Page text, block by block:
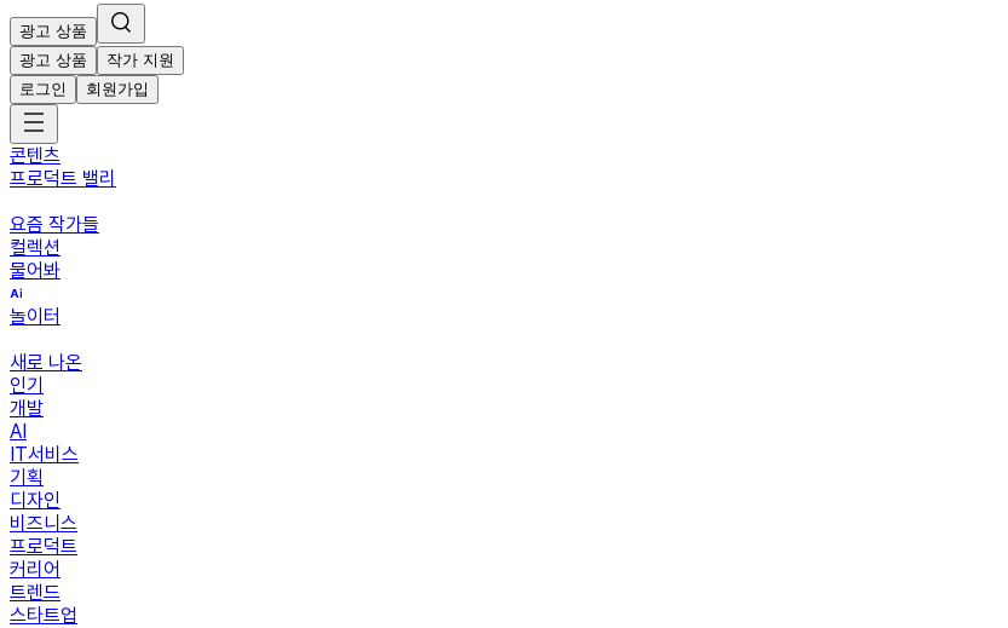
광고 상품
광고 상품
작가 지원
로그인
회원가입
콘텐츠
프로덕트 밸리
요즘 작가들
컬렉션
물어봐
놀이터
새로 나온
인기
개발
AI
IT서비스
기획
디자인
비즈니스
프로덕트
커리어
트렌드
스타트업